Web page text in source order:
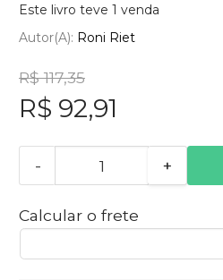
Este livro teve 1 venda
Autor(a): Roni Riet
R$ 117,35
R$ 92,91
- +
Calcular o frete